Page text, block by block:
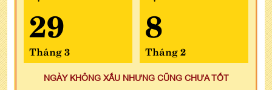
29
Tháng 3
8
Tháng 2
NGÀY KHÔNG XẤU NHƯNG CŨNG CHƯA TỐT